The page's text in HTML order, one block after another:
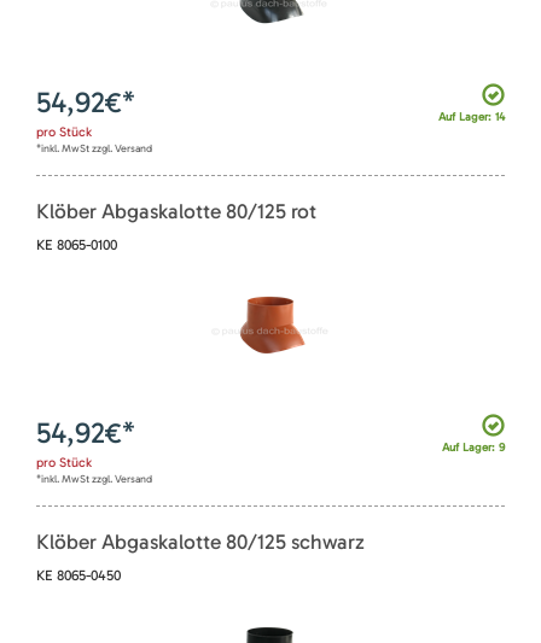
Auf Lager: 14
54,92€*
pro Stück
*inkl. MwSt zzgl. Versand
Klöber Abgaskalotte 80/125 rot
KE 8065-0100
Auf Lager: 9
54,92€*
pro Stück
*inkl. MwSt zzgl. Versand
Klöber Abgaskalotte 80/125 schwarz
KE 8065-0450